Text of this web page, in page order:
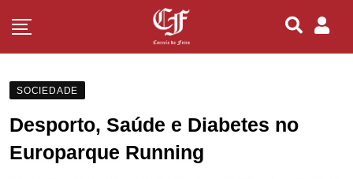
SOCIEDADE
Desporto, Saúde e Diabetes no
Europarque Running